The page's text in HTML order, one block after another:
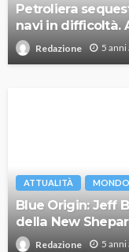
Petroliera
navi in difficoltà.
Redazione 5 anni
ATTUALITÀ MONDO
Blue Origin: Jeff
della New
Redazione 5 anni